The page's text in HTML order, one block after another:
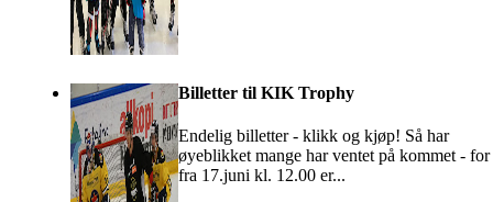
Billetter til KIK Trophy
Endelig billetter - klikk og kjøp! Så har
øyeblikket mange har ventet på kommet - for
fra 17.juni kl. 12.00 er...